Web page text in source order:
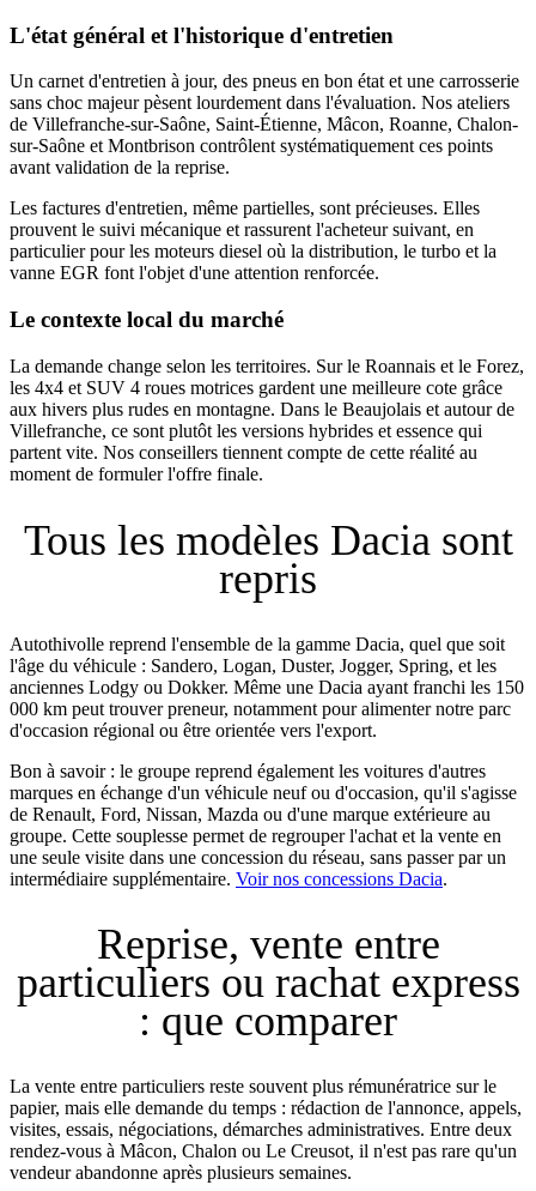
L'état général et l'historique d'entretien
Un carnet d'entretien à jour, des pneus en bon état et une carrosserie
sans choc majeur pèsent lourdement dans l'évaluation. Nos ateliers
de Villefranche-sur-Saône, Saint-Étienne, Mâcon, Roanne, Chalon-
sur-Saône et Montbrison contrôlent systématiquement ces points
avant validation de la reprise.
Les factures d'entretien, même partielles, sont précieuses. Elles
prouvent le suivi mécanique et rassurent l'acheteur suivant, en
particulier pour les moteurs diesel où la distribution, le turbo et la
vanne EGR font l'objet d'une attention renforcée.
Le contexte local du marché
La demande change selon les territoires. Sur le Roannais et le Forez,
les 4x4 et SUV 4 roues motrices gardent une meilleure cote grâce
aux hivers plus rudes en montagne. Dans le Beaujolais et autour de
Villefranche, ce sont plutôt les versions hybrides et essence qui
partent vite. Nos conseillers tiennent compte de cette réalité au
moment de formuler l'offre finale.
Tous les modèles Dacia sont
repris
Autothivolle reprend l'ensemble de la gamme Dacia, quel que soit
l'âge du véhicule : Sandero, Logan, Duster, Jogger, Spring, et les
anciennes Lodgy ou Dokker. Même une Dacia ayant franchi les 150
000 km peut trouver preneur, notamment pour alimenter notre parc
d'occasion régional ou être orientée vers l'export.
Bon à savoir : le groupe reprend également les voitures d'autres
marques en échange d'un véhicule neuf ou d'occasion, qu'il s'agisse
de Renault, Ford, Nissan, Mazda ou d'une marque extérieure au
groupe. Cette souplesse permet de regrouper l'achat et la vente en
une seule visite dans une concession du réseau, sans passer par un
intermédiaire supplémentaire. Voir nos concessions Dacia.
Reprise, vente entre
particuliers ou rachat express
: que comparer
La vente entre particuliers reste souvent plus rémunératrice sur le
papier, mais elle demande du temps : rédaction de l'annonce, appels,
visites, essais, négociations, démarches administratives. Entre deux
rendez-vous à Mâcon, Chalon ou Le Creusot, il n'est pas rare qu'un
vendeur abandonne après plusieurs semaines.